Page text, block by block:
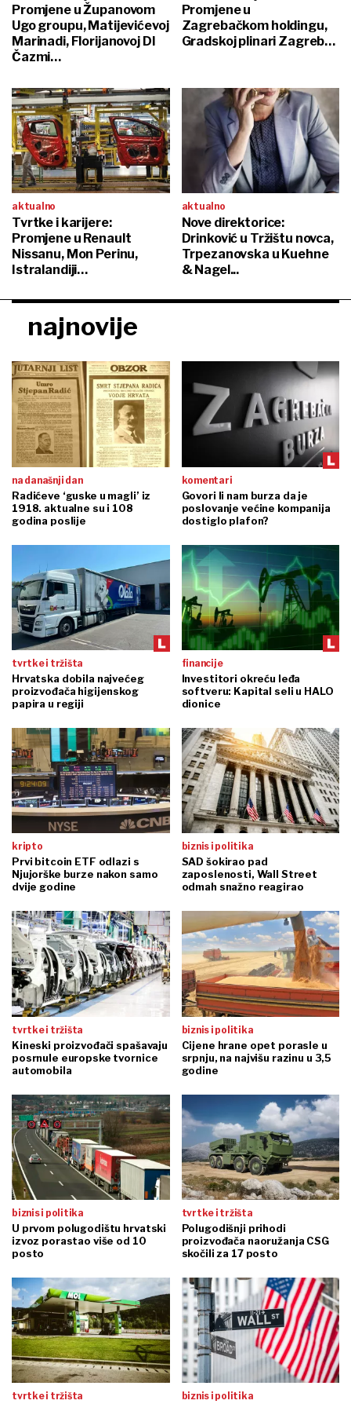
Promjene u Županovom
Ugo groupu, Matijevićevoj
Marinadi, Florijanovoj DI
Čazmi…
Promjene u
Zagrebačkom holdingu,
Gradskoj plinari Zagreb…
aktualno
Tvrtke i karijere:
Promjene u Renault
Nissanu, Mon Perinu,
Istralandiji…
aktualno
Nove direktorice:
Drinković u Tržištu novca,
Trpezanovska u Kuehne
& Nagel...
najnovije
na današnji dan
Radićeve ‘guske u magli’ iz
1918. aktualne su i 108
godina poslije
komentari
Govori li nam burza da je
poslovanje većine kompanija
dostiglo plafon?
tvrtke i tržišta
Hrvatska dobila najvećeg
proizvođača higijenskog
papira u regiji
financije
Investitori okreću leđa
softveru: Kapital seli u HALO
dionice
kripto
Prvi bitcoin ETF odlazi s
Njujorške burze nakon samo
dvije godine
biznis i politika
SAD šokirao pad
zaposlenosti, Wall Street
odmah snažno reagirao
tvrtke i tržišta
Kineski proizvođači spašavaju
posrnule europske tvornice
automobila
biznis i politika
Cijene hrane opet porasle u
srpnju, na najvišu razinu u 3,5
godine
biznis i politika
U prvom polugodištu hrvatski
izvoz porastao više od 10
posto
tvrtke i tržišta
Polugodišnji prihodi
proizvođača naoružanja CSG
skočili za 17 posto
tvrtke i tržišta biznis i politika